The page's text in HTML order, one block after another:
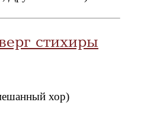
стихиры
хор)